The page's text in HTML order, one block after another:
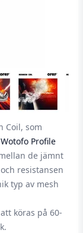
Coil, som
Wotofo Profile
de jämnt
resistansen
typ av mesh
köras på 60-